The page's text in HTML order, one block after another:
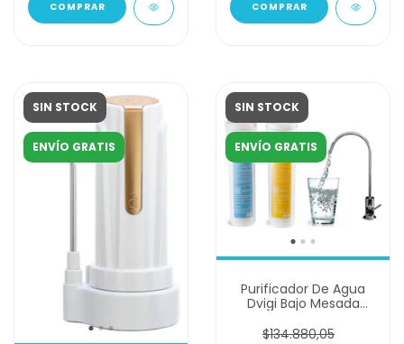
SIN STOCK
ENVÍO GRATIS
SIN STOCK
ENVÍO GRATIS
Purificador De Agua
Dvigi Bajo Mesada
$134.880,05